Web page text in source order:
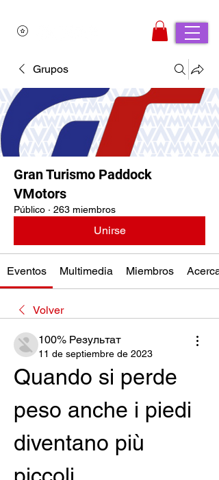
Grupos
Gran Turismo Paddock
VMotors
Público · 263 miembros
Unirse
Eventos Multimedia Miembros Acerca
Volver
100% Результат
11 de septiembre de 2023
Quando si perde
peso anche i piedi
diventano più